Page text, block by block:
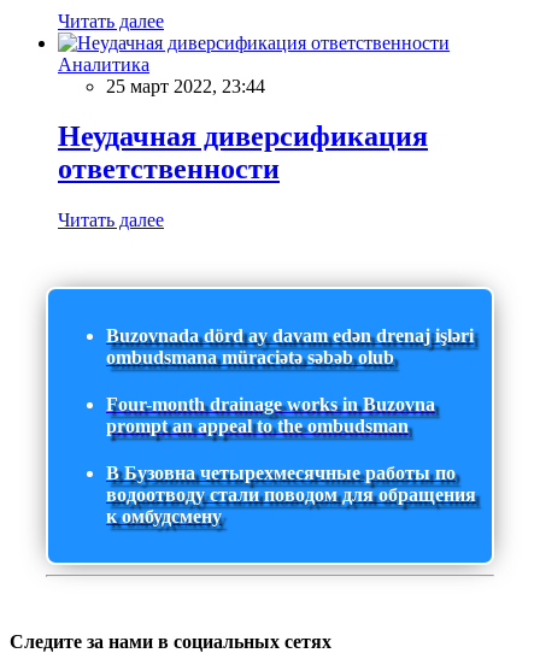
Читать далее
Аналитика
25 март 2022, 23:44
Неудачная диверсификация
ответственности
Читать далее
Buzovnada dörd ay davam edən drenaj işləri
ombudsmana müraciətə səbəb olub
Four-month drainage works in Buzovna
prompt an appeal to the ombudsman
В Бузовна четырехмесячные работы по
водоотводу стали поводом для обращения
к омбудсмену
Следите за нами в социальных сетях